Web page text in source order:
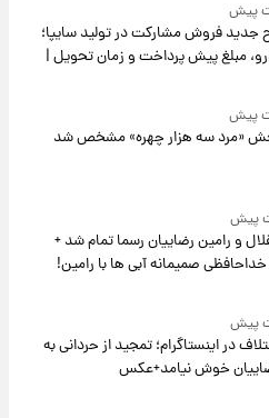
جدید فروش مشارکت در تولید سایپا؛
مبلغ پیش پرداخت و زمان تحویل |
چند درصد است؟
«مرد سه هزار چهره» مشخص شد
و رامین رضاییان رسما تمام شد +
صمیمانه آبی ها با رامین!
در اینستاگرام؛ تمجید از حردانی به
خوش نیامد+عکس